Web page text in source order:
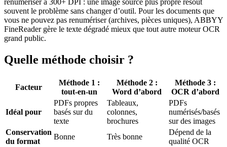
souvent le problème sans changer d’outil. Pour les documents que
vous ne pouvez pas renumériser (archives, pièces uniques), ABBYY
FineReader gère le texte dégradé mieux que tout autre moteur OCR
grand public.
Quelle méthode choisir ?
Facteur
Méthode 1 :
tout-en-un
Méthode 2 :
Word d’abord
Méthode 3 :
OCR d’abord
Idéal pour
PDFs propres
basés sur du
texte
Tableaux,
colonnes,
brochures
PDFs
numérisés/basés
sur des images
Conservation
du format
Bonne Très bonne
Dépend de la
qualité OCR